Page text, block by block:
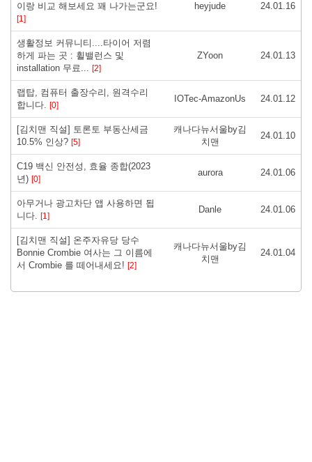
이랑 비교 해보세요 꽤 나가는군요!
[1]
heyjude 24.01.16
생활정보 커뮤니티....타이어 저렴
하게 파는 곳 : 휠밸런스 및
installation 무료... [2]
ZYoon 24.01.13
랩탑, 컴퓨터 출장수리, 원격수리
합니다. [0]
IOTec-AmazonUs 24.01.12
[김치맨 직설] 토론토 부동산세금
10.5% 인상? [5]
캐나다뉴서울by김
치맨
24.01.10
C19 백신 안전성, 효율 종합(2023
년) [0]
aurora 24.01.06
아무거나 광고차단 앱 사용하면 됩
니다. [1]
Danle 24.01.06
[김치맨 직설] 온주자유당 당수
Bonnie Crombie 여사는 그 이름에
서 Crombie 를 떼어내세요! [2]
캐나다뉴서울by김
치맨
24.01.04